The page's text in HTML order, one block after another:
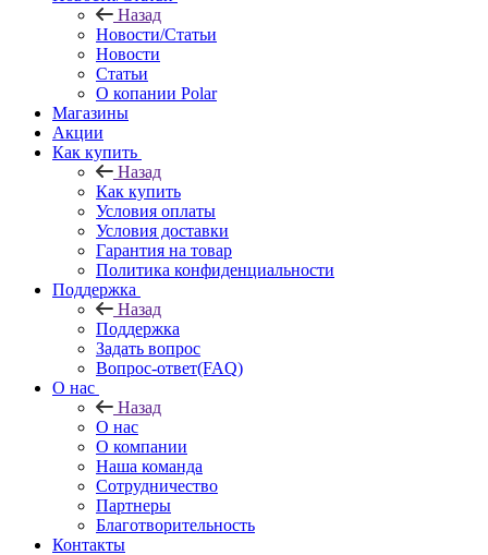
Назад
Новости/Статьи
Новости
Статьи
О копании Polar
Магазины
Акции
Как купить
Назад
Как купить
Условия оплаты
Условия доставки
Гарантия на товар
Политика конфиденциальности
Поддержка
Назад
Поддержка
Задать вопрос
Вопрос-ответ(FAQ)
О нас
Назад
О нас
О компании
Наша команда
Сотрудничество
Партнеры
Благотворительность
Контакты